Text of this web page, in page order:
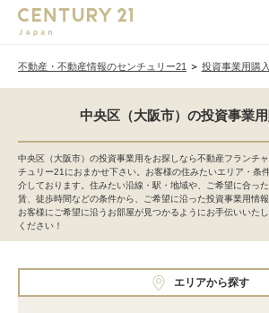
不動産・不動産情報のセンチュリー21 投資事業用購入
中央区（大阪市）の投資事業
中央区（大阪市）の投資事業用をお探しなら不動産フランチ
チュリー21におまかせ下さい。お客様の住みたいエリア・条
介しております。住みたい沿線・駅・地域や、ご希望に合っ
賃、徒歩時間などの条件から、ご希望に沿った投資事業用情
お客様にご希望に沿うお部屋が見つかるようにお手伝いいた
ください！
エリアから探す